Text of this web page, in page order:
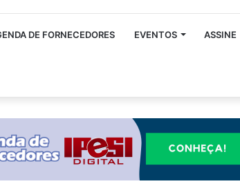
DE FORNECEDORES EVENTOS ASSINE